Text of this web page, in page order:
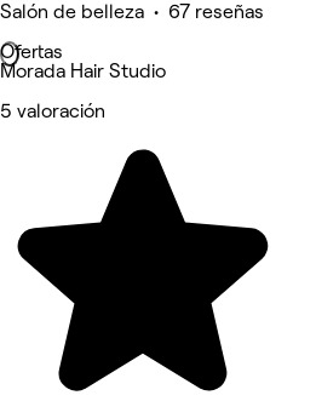
Salón de belleza • 67 reseñas
Ofertas
Morada Hair Studio
5 valoración